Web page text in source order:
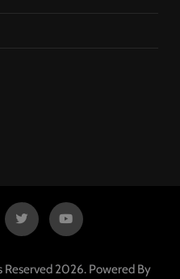
Reserved 2026. Powered By